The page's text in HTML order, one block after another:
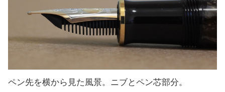
ペン先を横から見た風景。ニブとペン芯部分。